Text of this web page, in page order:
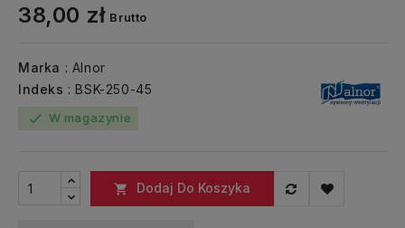
38,00 zł Brutto
Marka : Alnor
Indeks : BSK-250-45
check W magazynie
 Dodaj Do Koszyka